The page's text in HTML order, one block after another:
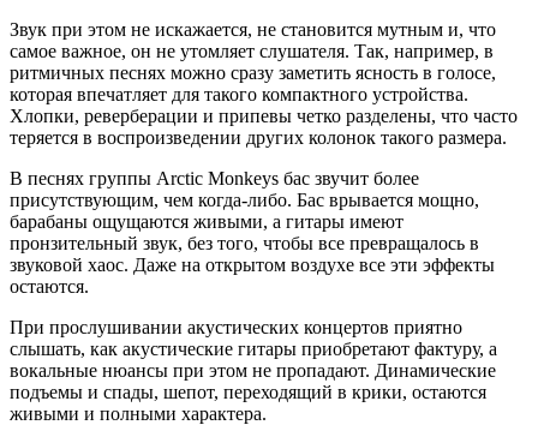
Звук при этом не искажается, не становится мутным и, что
самое важное, он не утомляет слушателя. Так, например, в
ритмичных песнях можно сразу заметить ясность в голосе,
которая впечатляет для такого компактного устройства.
Хлопки, реверберации и припевы четко разделены, что часто
теряется в воспроизведении других колонок такого размера.
В песнях группы Arctic Monkeys бас звучит более
присутствующим, чем когда-либо. Бас врывается мощно,
барабаны ощущаются живыми, а гитары имеют
пронзительный звук, без того, чтобы все превращалось в
звуковой хаос. Даже на открытом воздухе все эти эффекты
остаются.
При прослушивании акустических концертов приятно
слышать, как акустические гитары приобретают фактуру, а
вокальные нюансы при этом не пропадают. Динамические
подъемы и спады, шепот, переходящий в крики, остаются
живыми и полными характера.